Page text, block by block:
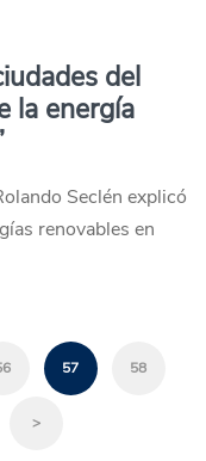
del
la energía
Seclén explicó
renovables en
57 58
>